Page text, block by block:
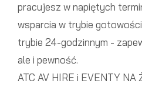
pracujesz w napiętych
wsparcia w trybie
trybie 24-godzinnym -
ale i pewność.
ATC AV HIRE i EVENTY NA